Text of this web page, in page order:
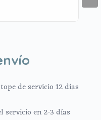
de servicio 12 días
servicio en 2-3 días